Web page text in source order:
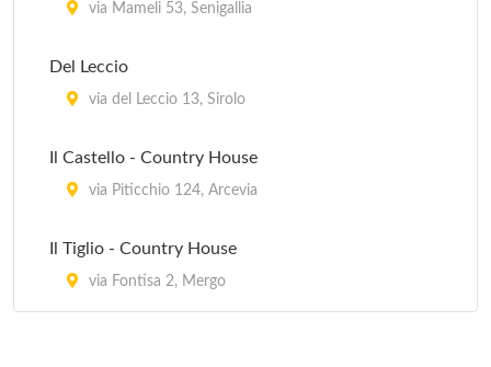
via Mameli 53, Senigallia
Del Leccio
via del Leccio 13, Sirolo
Il Castello - Country House
via Piticchio 124, Arcevia
Il Tiglio - Country House
via Fontisa 2, Mergo